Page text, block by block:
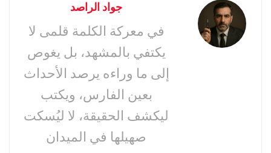
جواد الراصد
في معركة الكلمة قلمى لا
يكتفي بالمشهد، بل يغوص
إلى ما وراءه يرصد الأحداث
بعين الفارس، ويكتب
ليكشف الحقيقة، لا ليُسكت
صهيلها في الميدان